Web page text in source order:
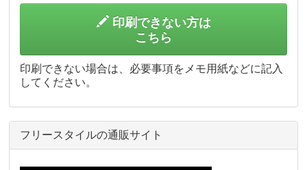
印刷できない方は
こちら
印刷できない場合は、必要事項をメモ用紙などに記入
してください。
フリースタイルの通販サイト